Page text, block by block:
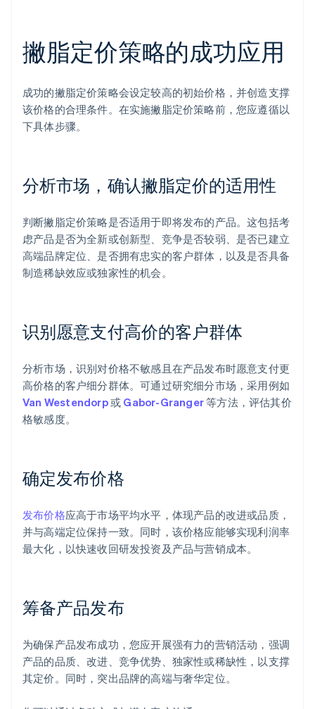
撇脂定价策略的成功应用
成功的撇脂定价策略会设定较高的初始价格，并创造支撑
该价格的合理条件。在实施撇脂定价策略前，您应遵循以
下具体步骤。
分析市场，确认撇脂定价的适用性
判断撇脂定价策略是否适用于即将发布的产品。这包括考
虑产品是否为全新或创新型、竞争是否较弱、是否已建立
高端品牌定位、是否拥有忠实的客户群体，以及是否具备
制造稀缺效应或独家性的机会。
识别愿意支付高价的客户群体
分析市场，识别对价格不敏感且在产品发布时愿意支付更
高价格的客户细分群体。可通过研究细分市场，采用例如
Van Westendorp或 Gabor-Granger等方法，评估其价
格敏感度。
确定发布价格
发布价格应高于市场平均水平，体现产品的改进或品质，
并与高端定位保持一致。同时，该价格应能够实现利润率
最大化，以快速收回研发投资及产品与营销成本。
筹备产品发布
为确保产品发布成功，您应开展强有力的营销活动，强调
产品的品质、改进、竞争优势、独家性或稀缺性，以支撑
其定价。同时，突出品牌的高端与奢华定位。